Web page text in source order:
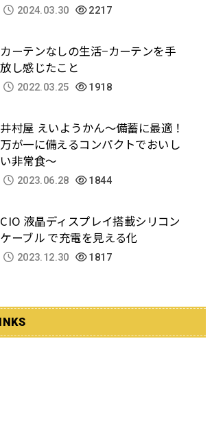
2024.03.30 2217
カーテンなしの生活−カーテンを手
放し感じたこと
2022.03.25 1918
井村屋 えいようかん～備蓄に最適！
万が一に備えるコンパクトでおいし
い非常食～
2023.06.28 1844
CIO 液晶ディスプレイ搭載シリコン
ケーブル で充電を見える化
2023.12.30 1817